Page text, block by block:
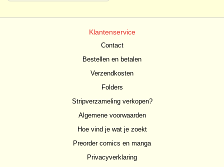
Klantenservice
Contact
Bestellen en betalen
Verzendkosten
Folders
Stripverzameling verkopen?
Algemene voorwaarden
Hoe vind je wat je zoekt
Preorder comics en manga
Privacyverklaring